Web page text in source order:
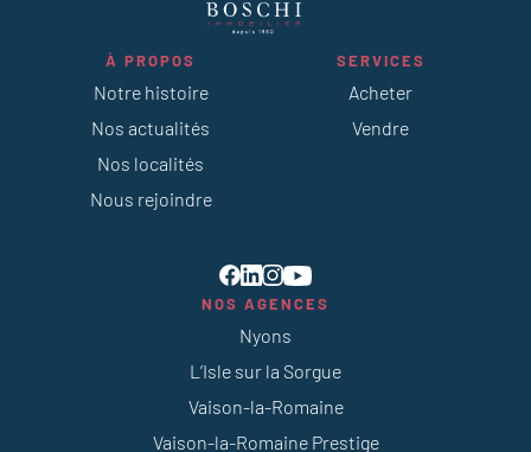
À PROPOS
Notre histoire
Nos actualités
Nos localités
Nous rejoindre
SERVICES
Acheter
Vendre
NOS AGENCES
Nyons
L’Isle sur la Sorgue
Vaison-la-Romaine
Vaison-la-Romaine Prestige